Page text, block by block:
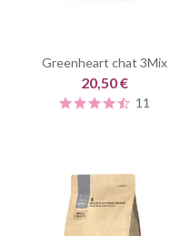
Greenheart chat 3Mix
20,50 €
11